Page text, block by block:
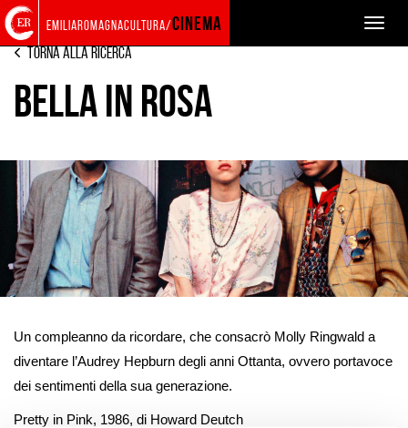
Torna
alla
home
Cerca
nel
sito
Salta
ai
contenuti
Salta
al
menu
Toggle
emiliaromagnacultura/cinema
EVENTS AND NEWS CARTELLONE
Torna alla ricerca
BELLA IN ROSA
Un compleanno da ricordare, che consacrò Molly Ringwald a
diventare l’Audrey Hepburn degli anni Ottanta, ovvero portavoce
dei sentimenti della sua generazione.
Pretty in Pink, 1986, di Howard Deutch